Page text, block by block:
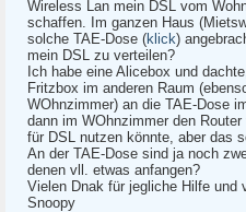
Wireless Lan mein DSL vom
schaffen. Im ganzen Haus
solche TAE-Dose (klick)
mein DSL zu verteilen?
Ich habe eine Alicebox und
Fritzbox im anderen Raum
WOhnzimmer) an die TAE-Dose
dann im WOhnzimmer den
für DSL nutzen könnte, aber das
An der TAE-Dose sind ja noch
denen vll. etwas anfangen?
Vielen Dnak für jegliche Hilfe und
Snoopy